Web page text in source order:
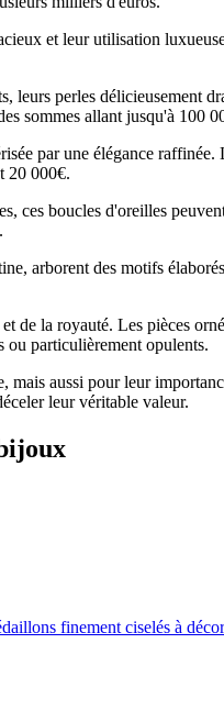
et leur utilisation
leurs perles délicieusement
sommes allant jusqu'à 100
par une élégance
20 000€.
ces boucles d'oreilles
arborent des motifs
de la royauté. Les pièces
ou particulièrement opulents.
aussi pour leur
leur véritable valeur.